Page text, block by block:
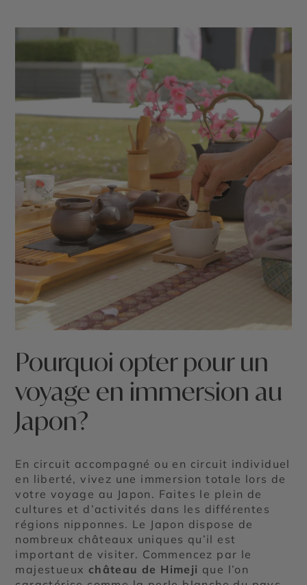
Pourquoi opter pour un
voyage en immersion au
Japon?
En circuit accompagné ou en circuit individuel
en liberté, vivez une immersion totale lors de
votre voyage au Japon. Faites le plein de
cultures et d’activités dans les différentes
régions nipponnes. Le Japon dispose de
nombreux châteaux uniques qu’il est
important de visiter. Commencez par le
majestueux château de Himeji que l’on